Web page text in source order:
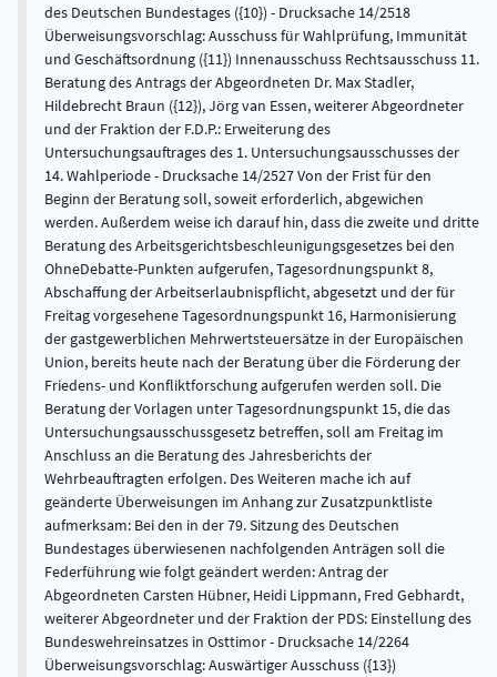
des Deutschen Bundestages ({10}) - Drucksache 14/2518
Überweisungsvorschlag: Ausschuss für Wahlprüfung, Immunität
und Geschäftsordnung ({11}) Innenausschuss Rechtsausschuss 11.
Beratung des Antrags der Abgeordneten Dr. Max Stadler,
Hildebrecht Braun ({12}), Jörg van Essen, weiterer Abgeordneter
und der Fraktion der F.D.P.: Erweiterung des
Untersuchungsauftrages des 1. Untersuchungsausschusses der
14. Wahlperiode - Drucksache 14/2527 Von der Frist für den
Beginn der Beratung soll, soweit erforderlich, abgewichen
werden. Außerdem weise ich darauf hin, dass die zweite und dritte
Beratung des Arbeitsgerichtsbeschleunigungsgesetzes bei den
OhneDebatte-Punkten aufgerufen, Tagesordnungspunkt 8,
Abschaffung der Arbeitserlaubnispflicht, abgesetzt und der für
Freitag vorgesehene Tagesordnungspunkt 16, Harmonisierung
der gastgewerblichen Mehrwertsteuersätze in der Europäischen
Union, bereits heute nach der Beratung über die Förderung der
Friedens- und Konfliktforschung aufgerufen werden soll. Die
Beratung der Vorlagen unter Tagesordnungspunkt 15, die das
Untersuchungsausschussgesetz betreffen, soll am Freitag im
Anschluss an die Beratung des Jahresberichts der
Wehrbeauftragten erfolgen. Des Weiteren mache ich auf
geänderte Überweisungen im Anhang zur Zusatzpunktliste
aufmerksam: Bei den in der 79. Sitzung des Deutschen
Bundestages überwiesenen nachfolgenden Anträgen soll die
Federführung wie folgt geändert werden: Antrag der
Abgeordneten Carsten Hübner, Heidi Lippmann, Fred Gebhardt,
weiterer Abgeordneter und der Fraktion der PDS: Einstellung des
Bundeswehreinsatzes in Osttimor - Drucksache 14/2264
Überweisungsvorschlag: Auswärtiger Ausschuss ({13})